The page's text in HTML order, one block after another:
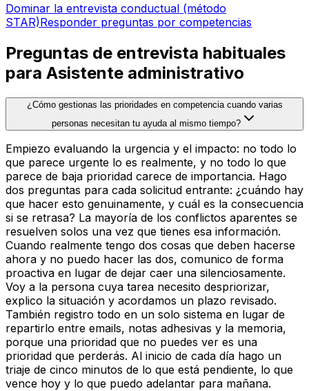
Dominar la entrevista conductual (método
STAR)Responder preguntas por competencias
Preguntas de entrevista habituales
para Asistente administrativo
¿Cómo gestionas las prioridades en competencia cuando varias
personas necesitan tu ayuda al mismo tiempo?
Empiezo evaluando la urgencia y el impacto: no todo lo
que parece urgente lo es realmente, y no todo lo que
parece de baja prioridad carece de importancia. Hago
dos preguntas para cada solicitud entrante: ¿cuándo hay
que hacer esto genuinamente, y cuál es la consecuencia
si se retrasa? La mayoría de los conflictos aparentes se
resuelven solos una vez que tienes esa información.
Cuando realmente tengo dos cosas que deben hacerse
ahora y no puedo hacer las dos, comunico de forma
proactiva en lugar de dejar caer una silenciosamente.
Voy a la persona cuya tarea necesito despriorizar,
explico la situación y acordamos un plazo revisado.
También registro todo en un solo sistema en lugar de
repartirlo entre emails, notas adhesivas y la memoria,
porque una prioridad que no puedes ver es una
prioridad que perderás. Al inicio de cada día hago un
triaje de cinco minutos de lo que está pendiente, lo que
vence hoy y lo que puedo adelantar para mañana.